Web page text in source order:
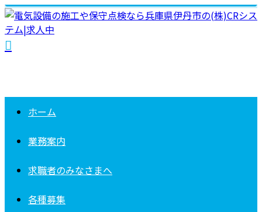
ホーム
業務案内
求職者のみなさまへ
各種募集